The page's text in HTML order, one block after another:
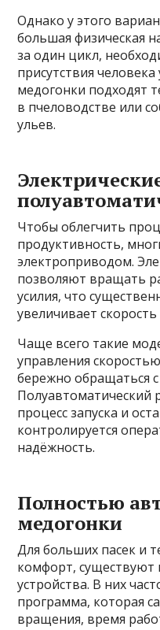
Однако у этого
большая физическая
за один цикл,
присутствия
медогонки подходят
в пчеловодстве или
ульев.
Чтобы облегчить
продуктивность,
электроприводом.
позволяют вращать
усилия, что
увеличивает
Чаще всего такие
управления
бережно обращаться
Полуавтоматический
процесс запуска и
контролируется
надёжность.
Полностью
медогонки
Для больших пасек и
комфорт, существуют
устройства. В них
программа, которая
вращения, время